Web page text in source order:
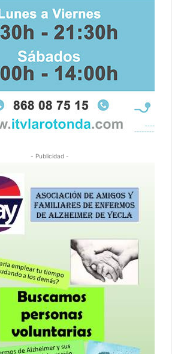
- Publicidad -